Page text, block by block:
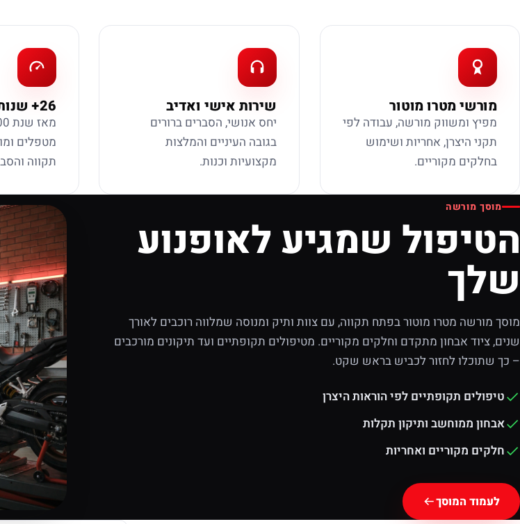
מורשי מטרו מוטור
מפיץ ומשווק מורשה, עבודה לפי
תקני היצרן, אחריות ושימוש
בחלקים מקוריים.
שירות אישי ואדיב
יחס אנושי, הסברים ברורים
בגובה העיניים והמלצות
מקצועיות וכנות.
26+ שנות ניסיון
מטפלים
תקווה
מוסך מורשה
הטיפול שמגיע לאופנוע
שלך
מוסך מורשה מטרו מוטור בפתח תקווה, עם צוות ותיק ומנוסה שמלווה רוכבים לאורך
שנים, ציוד אבחון מתקדם וחלקים מקוריים. מטיפולים תקופתיים ועד תיקונים מורכבים
– כך שתוכלו לחזור לכביש בראש שקט.
טיפולים תקופתיים לפי הוראות היצרן
אבחון ממוחשב ותיקון תקלות
חלקים מקוריים ואחריות
לעמוד המוסך